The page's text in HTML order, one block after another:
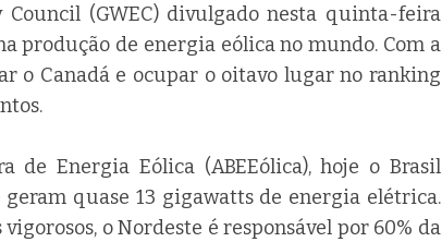
(GWEC) divulgado nesta quinta-feira
produção de energia eólica no mundo. Com a
o Canadá e ocupar o oitavo lugar no ranking
de Energia Eólica (ABEEólica), hoje o Brasil
quase 13 gigawatts de energia elétrica.
o Nordeste é responsável por 60% da